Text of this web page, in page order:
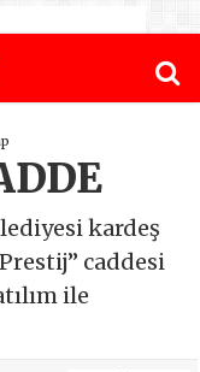
kardeş
caddesi
ile